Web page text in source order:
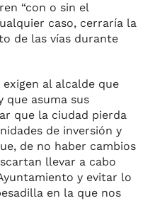
“con o sin el
caso, cerraría la
de las vías durante
al alcalde que
que asuma sus
que la ciudad pierda
de inversión y
de no haber cambios
llevar a cabo
y evitar lo
en la que nos